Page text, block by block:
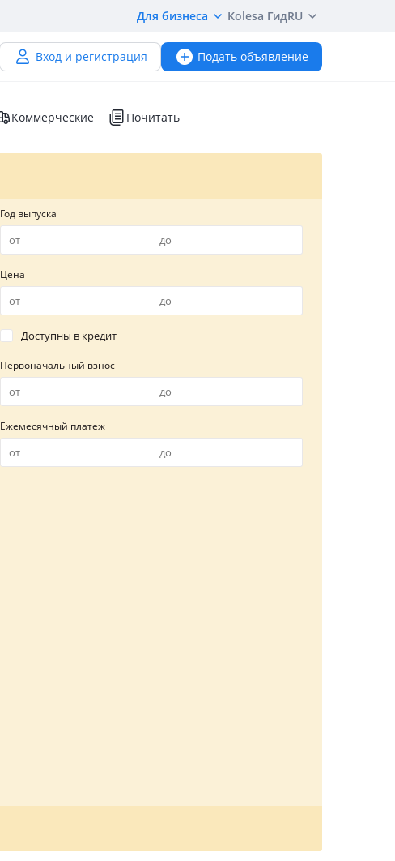
Для бизнеса Kolesa ГидRU
Вход и регистрация Подать объявление
Коммерческие Почитать
Год выпуска
Цена
Доступны в кредит
Первоначальный взнос
Ежемесячный платеж